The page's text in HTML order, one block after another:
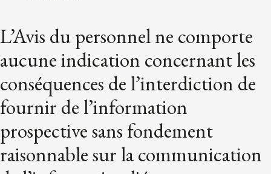
L’Avis du personnel ne comporte
aucune indication concernant les
conséquences de l’interdiction de
fournir de l’information
prospective sans fondement
raisonnable sur la communication